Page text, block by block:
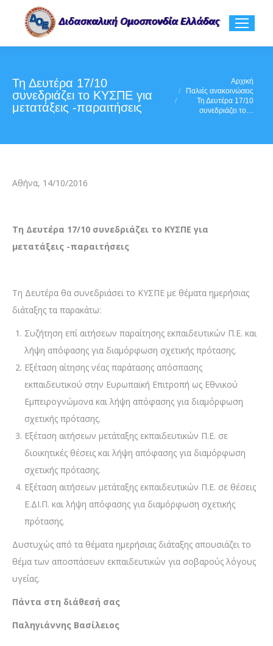
Τη Δευτέρα 17/10
συνεδριάζει το ΚΥΣΠΕ για
μετατάξεις -παραιτήσεις
Αρχική
Παλιές ανακοινώσεις
Τη Δευτέρα 17/10
συνεδριάζει το…
Αθήνα, 14/10/2016
Τη Δευτέρα 17/10 συνεδριάζει το ΚΥΣΠΕ για
μετατάξεις -παραιτήσεις
Τη Δευτέρα θα συνεδριάσει το ΚΥΣΠΕ με θέματα ημερήσιας
διάταξης τα παρακάτω:
Συζήτηση επί αιτήσεων παραίτησης εκπαιδευτικών Π.Ε. και
λήψη απόφασης για διαμόρφωση σχετικής πρότασης.
Εξέταση αίτησης νέας παράτασης απόσπασης
εκπαιδευτικού στην Ευρωπαϊκή Επιτροπή ως Εθνικού
Εμπειρογνώμονα και λήψη απόφασης για διαμόρφωση
σχετικής πρότασης.
Εξέταση αιτήσεων μετάταξης εκπαιδευτικών Π.Ε. σε
διοικητικές θέσεις και λήψη απόφασης για διαμόρφωση
σχετικής πρότασης.
Εξέταση αιτήσεων μετάταξης εκπαιδευτικών Π.Ε. σε θέσεις
Ε.ΔΙ.Π. και λήψη απόφασης για διαμόρφωση σχετικής
πρότασης.
Δυστυχώς από τα θέματα ημερήσιας διάταξης απουσιάζει το
θέμα των αποσπάσεων εκπαιδευτικών για σοβαρούς λόγους
υγείας.
Πάντα στη διάθεσή σας
Παληγιάννης Βασίλειος